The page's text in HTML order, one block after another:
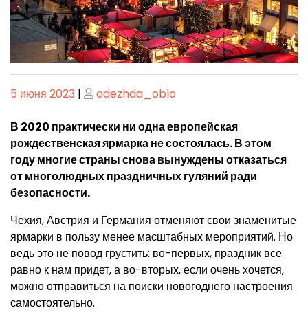
Опубликовано
5 июня 2023 | Опубликовано
odezhda_oblo
В 2020 практически ни одна европейская
рождественская ярмарка не состоялась. В этом
году многие страны снова вынуждены отказаться
от многолюдных праздничных гуляний ради
безопасности.
Чехия, Австрия и Германия отменяют свои знаменитые
ярмарки в пользу менее масштабных мероприятий. Но
ведь это не повод грустить: во-первых, праздник все
равно к нам придет, а во-вторых, если очень хочется,
можно отправиться на поиски новогоднего настроения
самостоятельно.